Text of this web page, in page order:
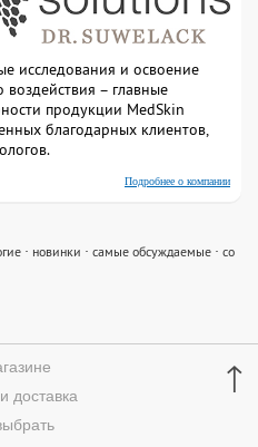
исследования и освоение
– главные
продукции MedSkin
благодарных клиентов,
Подробнее о компании
· новинки · самые обсуждаемые · со
↑
доставка